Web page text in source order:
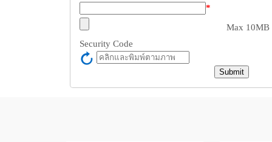
*
Max 10MB
Security Code